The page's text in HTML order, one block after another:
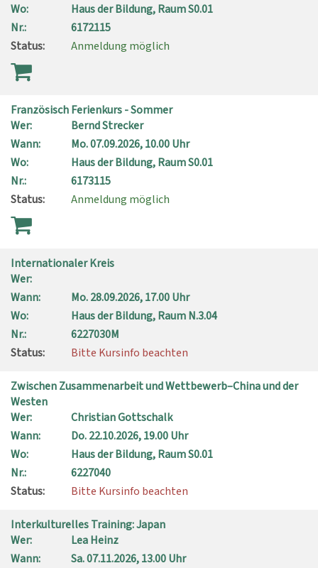
Wo:
Haus der Bildung, Raum S0.01
Nr.:
6172115
Status:
Anmeldung möglich
Französisch Ferienkurs - Sommer
Wer:
Bernd Strecker
Wann:
Mo.07.09.2026, 10.00 Uhr
Wo:
Haus der Bildung, Raum S0.01
Nr.:
6173115
Status:
Anmeldung möglich
Internationaler Kreis
Wer:
Wann:
Mo.28.09.2026, 17.00 Uhr
Wo:
Haus der Bildung, Raum N.3.04
Nr.:
6227030M
Status:
Bitte Kursinfo beachten
Zwischen Zusammenarbeit und Wettbewerb–China und der
Westen
Wer:
Christian Gottschalk
Wann:
Do.22.10.2026, 19.00 Uhr
Wo:
Haus der Bildung, Raum S0.01
Nr.:
6227040
Status:
Bitte Kursinfo beachten
Interkulturelles Training: Japan
Wer:
Lea Heinz
Wann:
Sa.07.11.2026, 13.00 Uhr